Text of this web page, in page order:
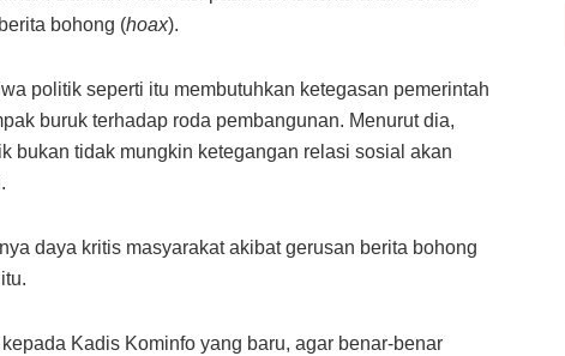
bohong (hoax).
politik seperti itu membutuhkan ketegasan pemerintah
buruk terhadap roda pembangunan. Menurut dia,
bukan tidak mungkin ketegangan relasi sosial akan
daya kritis masyarakat akibat gerusan berita bohong
Kadis Kominfo yang baru, agar benar-benar